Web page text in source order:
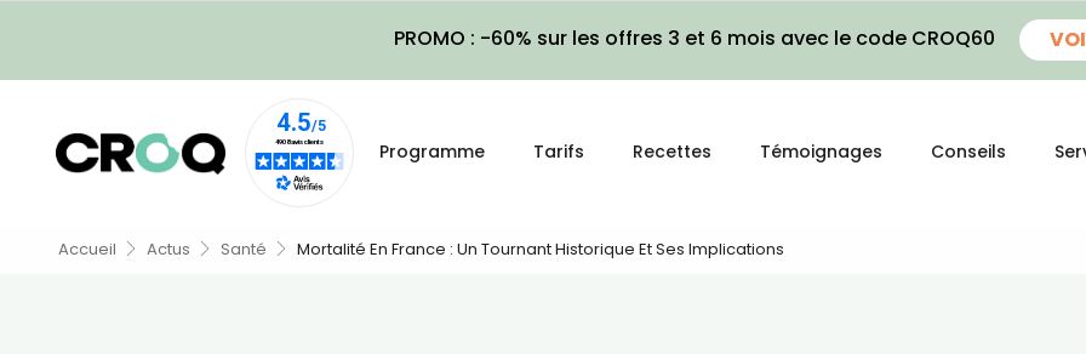
PROMO : -60% sur les offres 3 et 6 mois avec le code CROQ60
Programme Tarifs Recettes Témoignages Conseils
Accueil Actus Santé Mortalité En France : Un Tournant Historique Et Ses Implications